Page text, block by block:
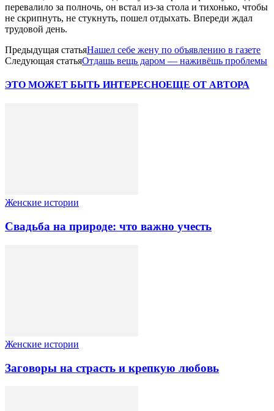
перевалило за полночь, он встал из-за стола и тихонько, чтобы
не скрипнуть, не стукнуть, пошел отдыхать. Впереди ждал
трудовой день.
Предыдущая статьяНашел себе жену по объявлению в газете
Следующая статьяОтдашь вещь даром — наживёшь проблемы
ЭТО МОЖЕТ БЫТЬ ИНТЕРЕСНОЕЩЕ ОТ АВТОРА
Женские истории
Свадьба на природе: что важно учесть
Женские истории
Заговоры на страсть и крепкую любовь